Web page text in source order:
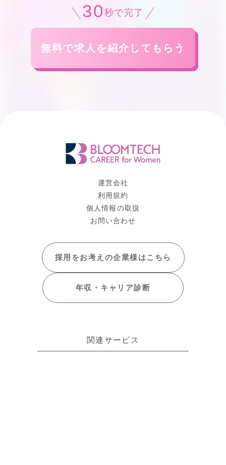
30 秒で完了
無料で求人を紹介してもらう
運営会社
利用規約
個人情報の取扱
お問い合わせ
採用をお考えの企業様はこちら
年収・キャリア診断
関連サービス